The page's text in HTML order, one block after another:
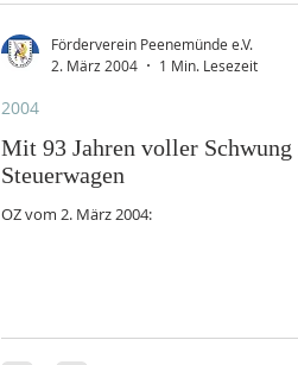
Mit 93 Jahren voller Schwung
Steuerwagen
OZ vom 2. März 2004:
2004
Förderverein Peenemünde e.V.
2. März 2004
1 Min. Lesezeit